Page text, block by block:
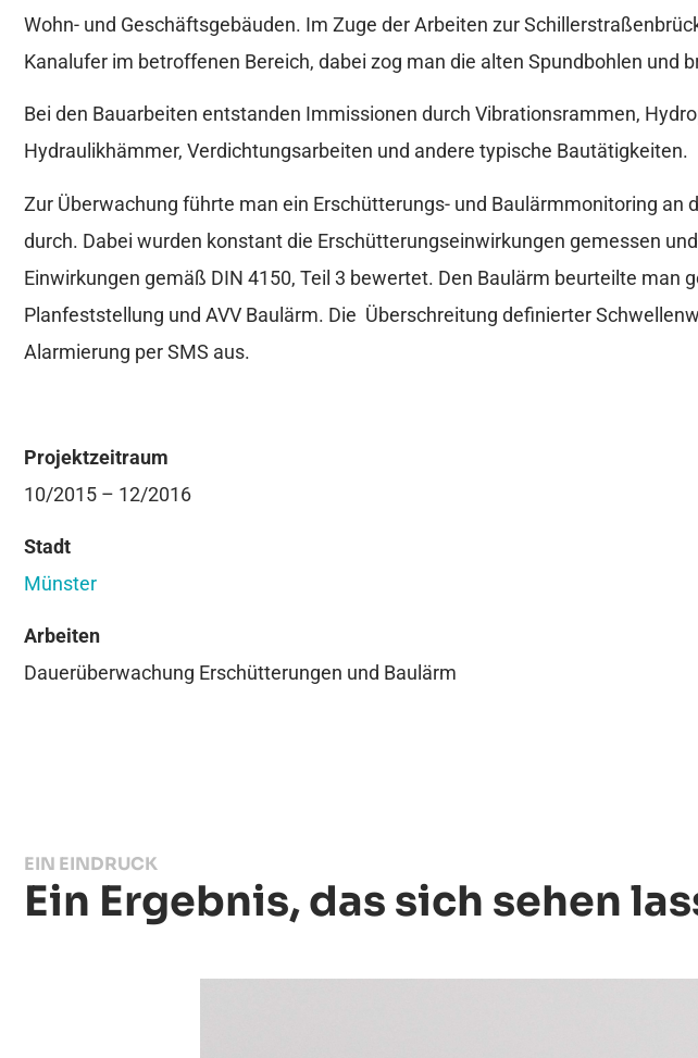
Wohn- und Geschäftsgebäuden. Im Zuge der Arbeiten zur
Kanalufer im betroffenen Bereich, dabei zog man die alten Spundbohlen und
Bei den Bauarbeiten entstanden Immissionen durch Vibrationsrammen,
Hydraulikhämmer, Verdichtungsarbeiten und andere typische Bautätigkeiten.
Zur Überwachung führte man ein Erschütterungs- und Baulärmmonitoring an
durch. Dabei wurden konstant die Erschütterungseinwirkungen gemessen
Einwirkungen gemäß DIN 4150, Teil 3 bewertet. Den Baulärm beurteilte man
Planfeststellung und AVV Baulärm. Die Überschreitung definierter
Alarmierung per SMS aus.
Projektzeitraum
10/2015 – 12/2016
Stadt
Münster
Arbeiten
Dauerüberwachung Erschütterungen und Baulärm
EIN EINDRUCK
Ein Ergebnis, das sich sehen